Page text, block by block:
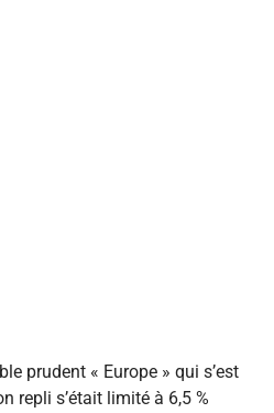
prudent « Europe » qui s’est
repli s’était limité à 6,5 %